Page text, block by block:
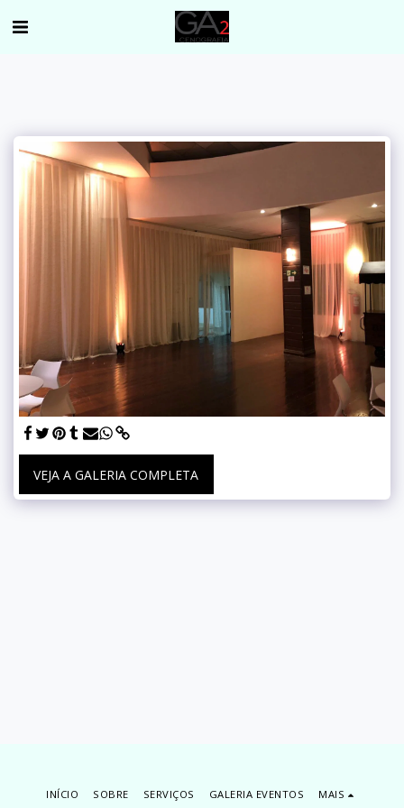
VEJA A GALERIA COMPLETA
INÍCIO SOBRE SERVIÇOS GALERIA EVENTOS MAIS